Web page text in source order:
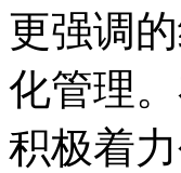
更强调
化管理
积极着